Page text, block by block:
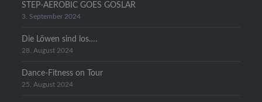
STEP-AEROBIC GOES GOSLAR
3. September 2024
Die Löwen sind los….
28. August 2024
Dance-Fitness on Tour
25. August 2024